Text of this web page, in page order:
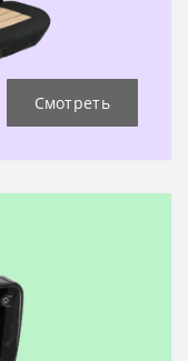
Смотреть